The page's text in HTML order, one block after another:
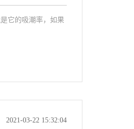
它的吸潮率，如果
2021-03-22 15:32:04